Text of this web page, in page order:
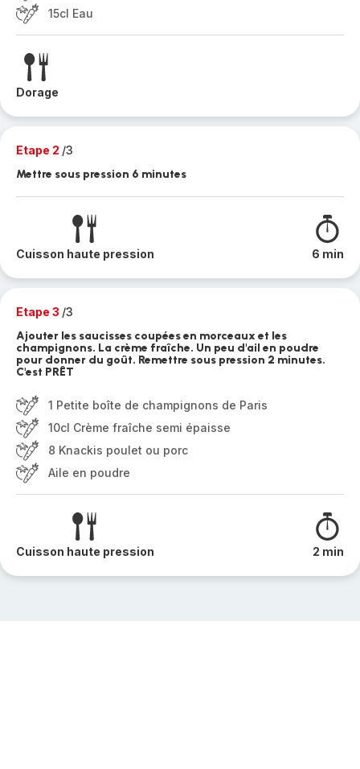
15cl Eau
Dorage
Etape 2 /3
Mettre sous pression 6 minutes
Cuisson haute pression 6 min
Etape 3 /3
Ajouter les saucisses coupées en morceaux et les
champignons. La crème fraîche. Un peu d'ail en poudre
pour donner du goût. Remettre sous pression 2 minutes.
C'est PRÊT
1 Petite boîte de champignons de Paris
10cl Crème fraîche semi épaisse
8 Knackis poulet ou porc
Aile en poudre
Cuisson haute pression 2 min